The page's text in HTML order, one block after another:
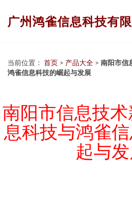
广州鸿雀信息科技有
当前位置： 首页 > 产品大全 > 南阳市信
鸿雀信息科技的崛起与发展
南阳市信息技
息科技与鸿雀
起与